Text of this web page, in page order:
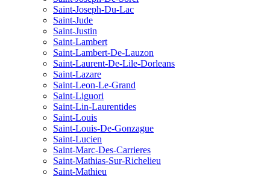
Saint-Joseph-Du-Lac
Saint-Jude
Saint-Justin
Saint-Lambert
Saint-Lambert-De-Lauzon
Saint-Laurent-De-Lile-Dorleans
Saint-Lazare
Saint-Leon-Le-Grand
Saint-Liguori
Saint-Lin-Laurentides
Saint-Louis
Saint-Louis-De-Gonzague
Saint-Lucien
Saint-Marc-Des-Carrieres
Saint-Mathias-Sur-Richelieu
Saint-Mathieu